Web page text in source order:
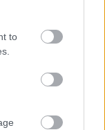
to
blokk új
repülőtér
bázis út- és